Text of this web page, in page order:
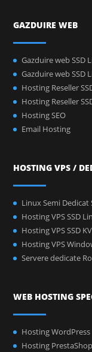
GAZDUIRE WEB
Gazduire web SSD
Gazduire web SSD
Hosting Reseller
Hosting Reseller
Hosting SEO
Email Hosting
HOSTING VPS /
Linux Semi Dedicat
Hosting VPS SSD
Hosting VPS SSD
Hosting VPS
Servere dedicate
WEB HOSTING
Hosting WordPress
Hosting PrestaShop